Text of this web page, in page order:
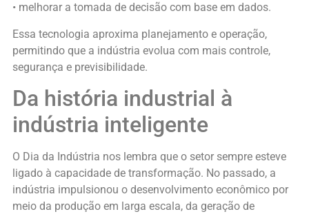
• melhorar a tomada de decisão com base em dados.
Essa tecnologia aproxima planejamento e operação,
permitindo que a indústria evolua com mais controle,
segurança e previsibilidade.
Da história industrial à
indústria inteligente
O Dia da Indústria nos lembra que o setor sempre esteve
ligado à capacidade de transformação. No passado, a
indústria impulsionou o desenvolvimento econômico por
meio da produção em larga escala, da geração de